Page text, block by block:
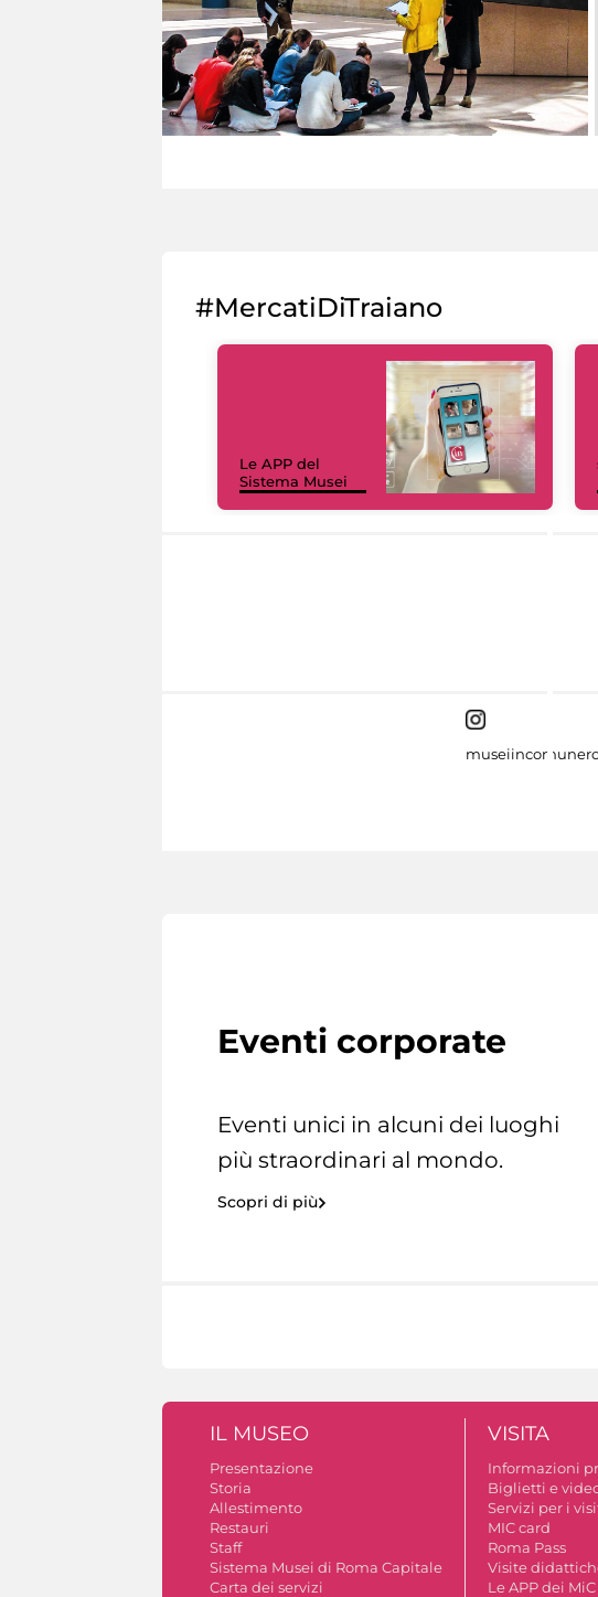
#MercatiDiTraiano
Le APP del
Sistema Musei
Eventi corporate
Eventi unici in alcuni dei luoghi
più straordinari al mondo.
Scopri di più
IL MUSEO
Presentazione
Storia
Allestimento
Restauri
Staff
Sistema Musei di Roma Capitale
Carta dei servizi
VISITA
Informazioni
Biglietti e
Servizi per i
MIC card
Roma Pass
Visite
Le APP dei MiC